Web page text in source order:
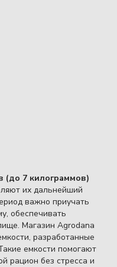
(до 7 килограммов)
их дальнейший
важно приучать
обеспечивать
Магазин Agrodana
разработанные
емкости помогают
рацион без стресса и